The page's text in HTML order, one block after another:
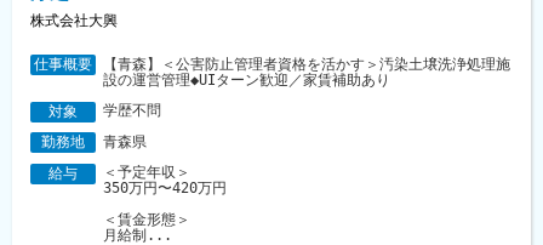
株式会社大興
仕事概要
【青森】＜公害防止管理者資格を活かす＞汚染土壌洗浄処理施
設の運営管理◆UIターン歓迎／家賃補助あり
対象
学歴不問
勤務地
青森県
給与
＜予定年収＞
350万円〜420万円
＜賃金形態＞
月給制...